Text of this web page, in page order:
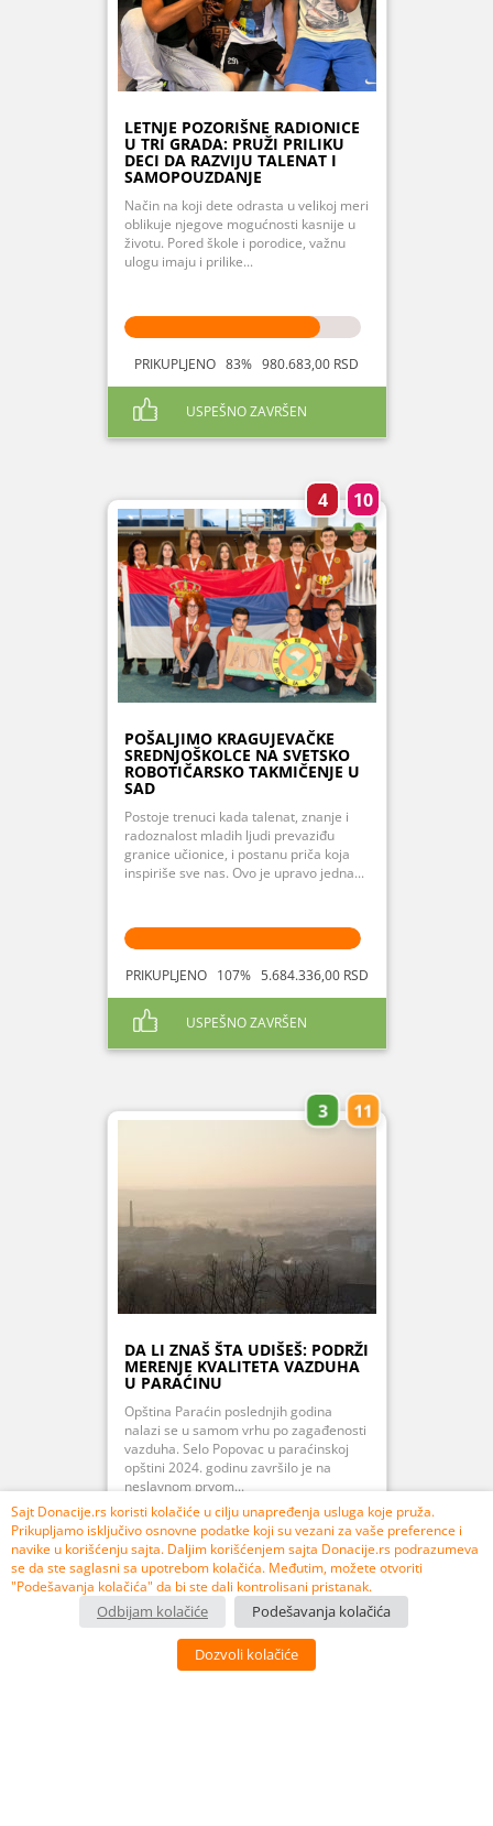
LETNJE POZORIŠNE RADIONICE
U TRI GRADA: PRUŽI PRILIKU
DECI DA RAZVIJU TALENAT I
SAMOPOUZDANJE
Način na koji dete odrasta u velikoj meri
oblikuje njegove mogućnosti kasnije u
životu. Pored škole i porodice, važnu
ulogu imaju i prilike...
PRIKUPLJENO 83% 980.683,00 RSD
USPEŠNO ZAVRŠEN
4 10
POŠALJIMO KRAGUJEVAČKE
SREDNJOŠKOLCE NA SVETSKO
ROBOTIČARSKO TAKMIČENJE U
SAD
Postoje trenuci kada talenat, znanje i
radoznalost mladih ljudi prevaziđu
granice učionice, i postanu priča koja
inspiriše sve nas. Ovo je upravo jedna...
PRIKUPLJENO 107% 5.684.336,00 RSD
USPEŠNO ZAVRŠEN
3 11
DA LI ZNAŠ ŠTA UDIŠEŠ: PODRŽI
MERENJE KVALITETA VAZDUHA
U PARAĆINU
Opština Paraćin poslednjih godina
nalazi se u samom vrhu po zagađenosti
vazduha. Selo Popovac u paraćinskoj
opštini 2024. godinu završilo je na
neslavnom prvom...
PRIKUPLJENO 107% 106.850,00 RSD
USPEŠNO ZAVRŠEN
Sajt Donacije.rs koristi kolačiće u cilju unapređenja usluga koje pruža.
Prikupljamo isključivo osnovne podatke koji su vezani za vaše preference i
navike u korišćenju sajta. Daljim korišćenjem sajta Donacije.rs podrazumeva
se da ste saglasni sa upotrebom kolačića. Međutim, možete otvoriti
"Podešavanja kolačića" da bi ste dali kontrolisani pristanak.
Odbijam kolačiće Podešavanja kolačića
Dozvoli kolačiće